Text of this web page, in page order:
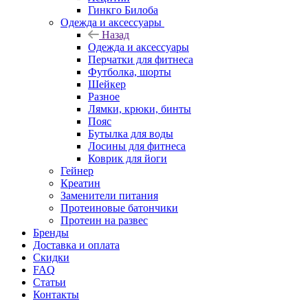
Гинкго Билоба
Одежда и аксессуары
Назад
Одежда и аксессуары
Перчатки для фитнеса
Футболка, шорты
Шейкер
Разное
Лямки, крюки, бинты
Пояс
Бутылка для воды
Лосины для фитнеса
Коврик для йоги
Гейнер
Креатин
Заменители питания
Протеиновые батончики
Протеин на развес
Бренды
Доставка и оплата
Скидки
FAQ
Статьи
Контакты